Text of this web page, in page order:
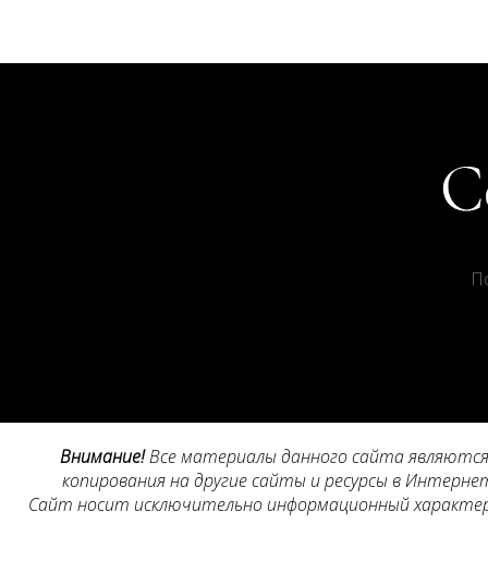
Внимание!Все материалы данного сайта
копирования на другие сайты и ресурсы в
Сайт носит исключительно информационный